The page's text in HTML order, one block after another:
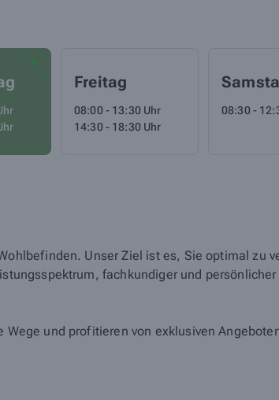
Freitag
08:00 - 13:30 Uhr
14:30 - 18:30 Uhr
08:30 -
Unser Ziel ist es, Sie optimal zu
fachkundiger und persönlicher
und profitieren von exklusiven